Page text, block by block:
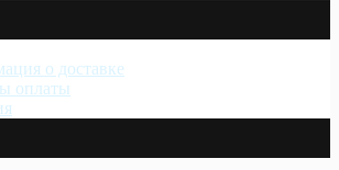
о доставке
оплаты